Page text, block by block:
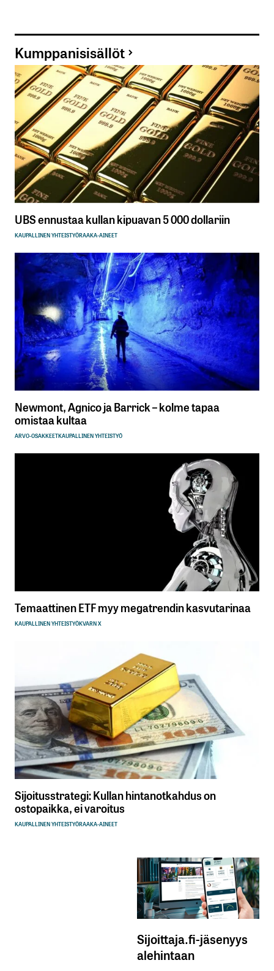
Kumppanisisällöt
UBS ennustaa kullan kipuavan 5 000 dollariin
KAUPALLINEN YHTEISTYÖRAAKA-AINEET
Newmont, Agnico ja Barrick – kolme tapaa
omistaa kultaa
ARVO-OSAKKEETKAUPALLINEN YHTEISTYÖ
Temaattinen ETF myy megatrendin kasvutarinaa
KAUPALLINEN YHTEISTYÖKVARN X
Sijoitusstrategi: Kullan hintanotkahdus on
ostopaikka, ei varoitus
KAUPALLINEN YHTEISTYÖRAAKA-AINEET
Sijoittaja.fi-jäsenyys
alehintaan